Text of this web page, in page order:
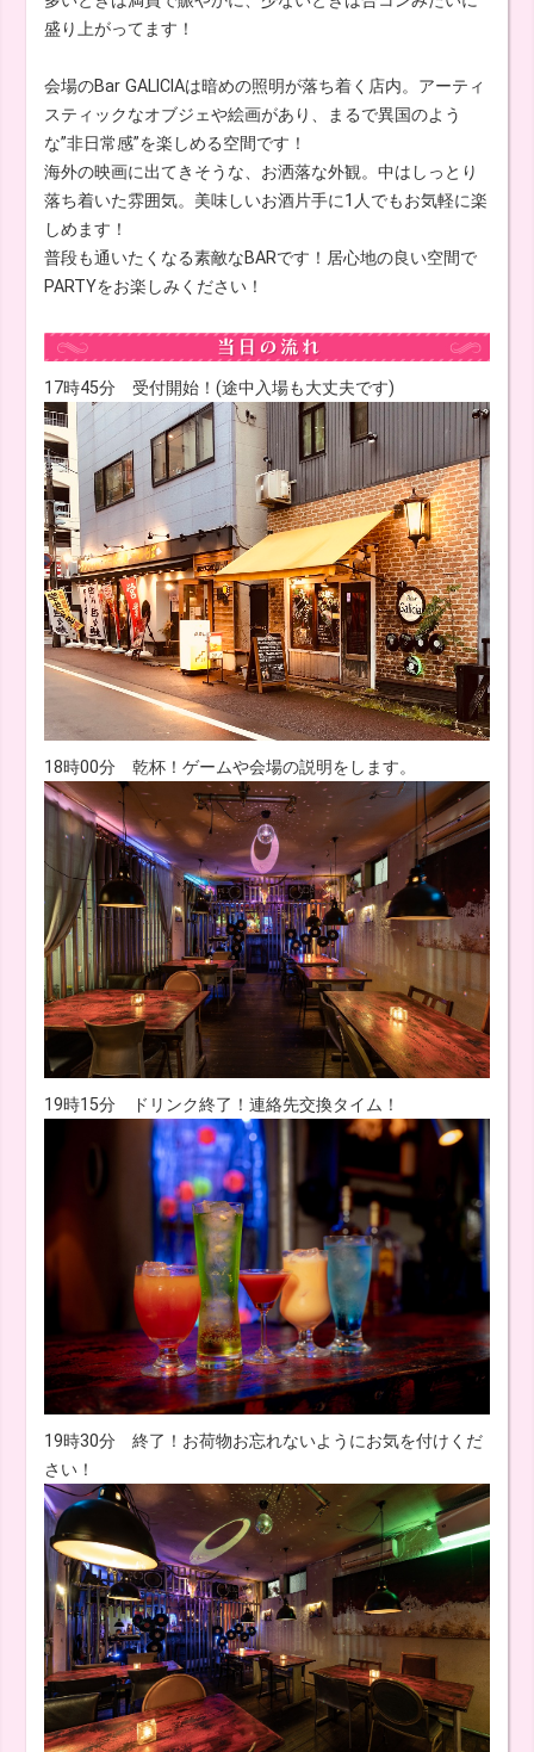
盛り上がってます！
会場のBar GALICIAは暗めの照明が落ち着く店内。アーティ
スティックなオブジェや絵画があり、まるで異国のよう
な”非日常感”を楽しめる空間です！
海外の映画に出てきそうな、お洒落な外観。中はしっとり
落ち着いた雰囲気。美味しいお酒片手に1人でもお気軽に楽
しめます！
普段も通いたくなる素敵なBARです！居心地の良い空間で
PARTYをお楽しみください！
17時45分 受付開始！(途中入場も大丈夫です)
18時00分 乾杯！ゲームや会場の説明をします。
19時15分 ドリンク終了！連絡先交換タイム！
19時30分 終了！お荷物お忘れないようにお気を付けくだ
さい！